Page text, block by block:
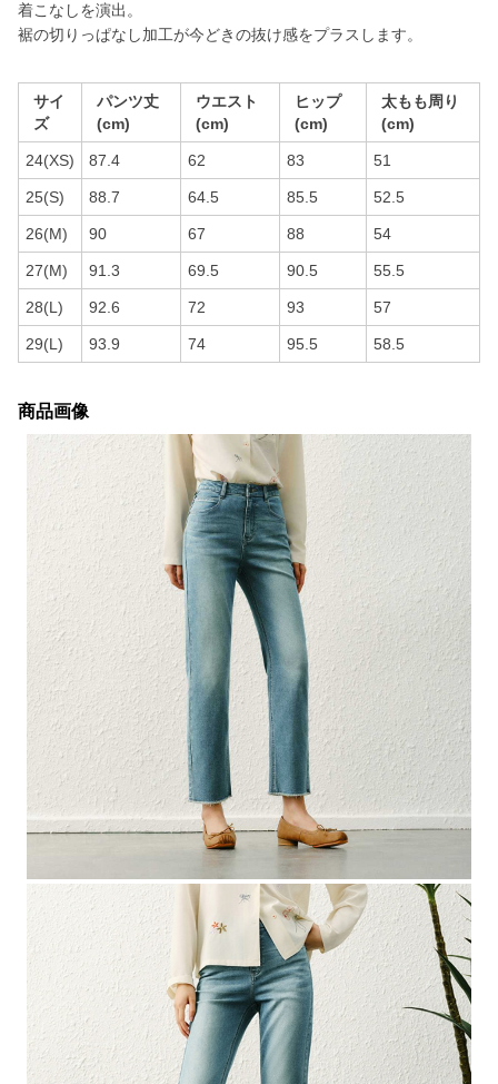
着こなしを演出。
裾の切りっぱなし加工が今どきの抜け感をプラスします。
サイ
ズ
パンツ丈
(cm)
ウエスト
(cm)
ヒップ
(cm)
太もも周り
(cm)
24(XS) 87.4 62 83 51
25(S) 88.7 64.5 85.5 52.5
26(M) 90 67 88 54
27(M) 91.3 69.5 90.5 55.5
28(L) 92.6 72 93 57
29(L) 93.9 74 95.5 58.5
商品画像